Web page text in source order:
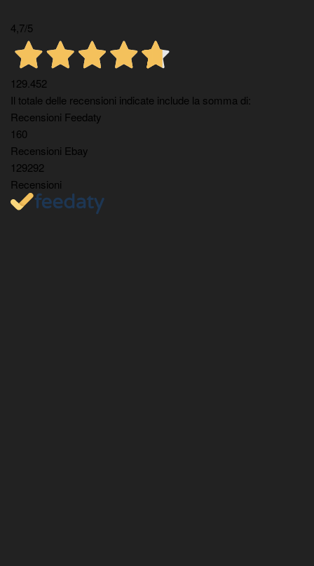
4,7/5
129.452
Il totale delle recensioni indicate include la somma di:
Recensioni Feedaty
160
Recensioni Ebay
129292
Recensioni